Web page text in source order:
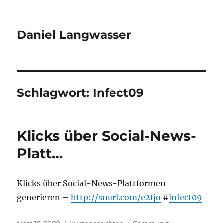
Daniel Langwasser
Schlagwort: Infect09
Klicks über Social-News-
Platt…
Klicks über Social-News-Plattformen
generieren –http://snurl.com/e2fjo #infect09